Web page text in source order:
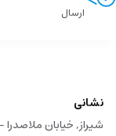
ارسال
نشانی